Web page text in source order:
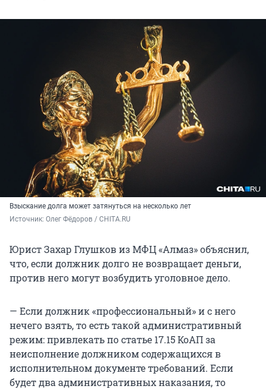
Взыскание долга может затянуться на несколько лет
Источник: Олег Фёдоров / CHITA.RU
Юрист Захар Глушков из МФЦ «Алмаз» объяснил,
что, если должник долго не возвращает деньги,
против него могут возбудить уголовное дело.
— Если должник «профессиональный» и с него
нечего взять, то есть такой административный
режим: привлекать по статье 17.15 КоАП за
неисполнение должником содержащихся в
исполнительном документе требований. Если
будет два административных наказания, то